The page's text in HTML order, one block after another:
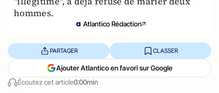
hommes.
Atlantico Rédaction
Écoutez cet article0:00min
PARTAGER CLASSER
Ajouter Atlantico en favori sur Google